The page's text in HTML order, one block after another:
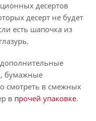
десертов
десерт не будет
есть шапочка из
дополнительные
бумажные
смотреть в смежных
в прочей упаковке.